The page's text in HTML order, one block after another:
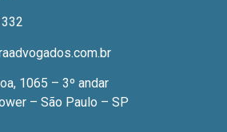
1065 – 3º andar
– São Paulo – SP